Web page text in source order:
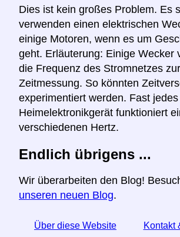
Dies ist kein großes Problem. Es
verwenden einen elektrischen
einige Motoren, wenn es um
geht. Erläuterung: Einige Wecker
die Frequenz des Stromnetzes zur
Zeitmessung. So könnten
experimentiert werden. Fast jedes
Heimelektronikgerät funktioniert
verschiedenen Hertz.
Endlich übrigens ...
Wir überarbeiten den Blog!
unseren neuen Blog.
Über diese Website Kontakt